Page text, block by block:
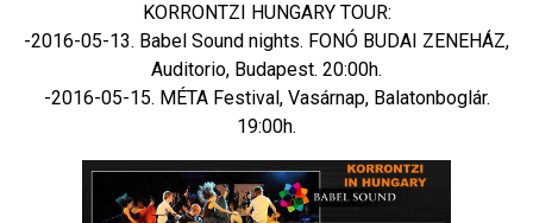
KORRONTZI HUNGARY TOUR:
-2016-05-13. Babel Sound nights. FONÓ BUDAI ZENEHÁZ,
Auditorio, Budapest. 20:00h.
-2016-05-15. MÉTA Festival, Vasárnap, Balatonboglár.
19:00h.